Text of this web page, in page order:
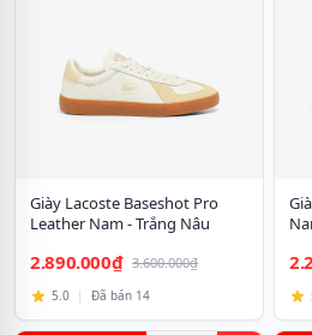
Giày Lacoste Baseshot Pro
Leather Nam - Trắng Nâu
2.890.000₫ 3.600.000₫
5.0 | Đã bán 14